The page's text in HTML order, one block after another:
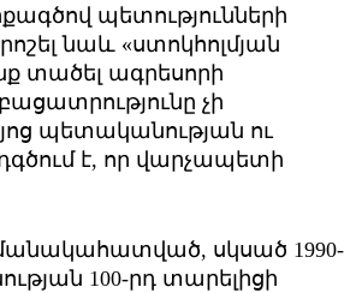
պետությունների
նաև «ստոկհոլմյան
տածել ագրեսորի
չի
պետականության ու
է, որ վարչապետի
սկսած 1990-
100-րդ տարելիցի